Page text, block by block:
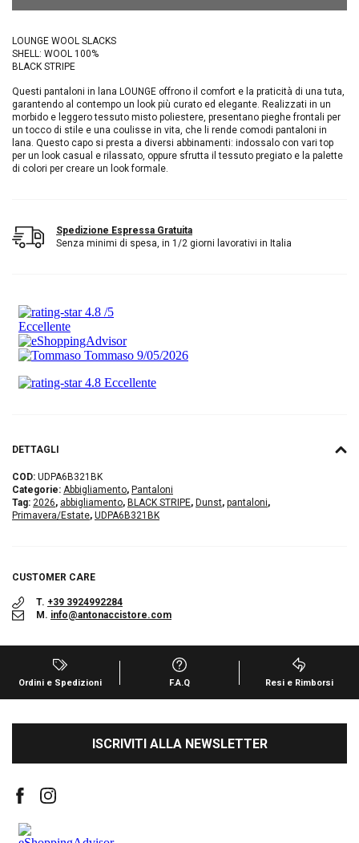
LOUNGE WOOL SLACKS
SHELL: WOOL 100%
BLACK STRIPE
Questi pantaloni in lana LOUNGE offrono il comfort e la praticità di una tuta,
garantendo al contempo un look più curato ed elegante. Realizzati in un
morbido e leggero tessuto misto poliestere, presentano pieghe frontali per
un tocco di stile e una coulisse in vita, che li rende comodi pantaloni in
lana. Questo capo si presta a diversi abbinamenti: indossalo con vari top
per un look casual e rilassato, oppure sfrutta il tessuto pregiato e la palette
di colori per creare un look formale.
Spedizione Espressa Gratuita
Senza minimi di spesa, in 1/2 giorni lavorativi in Italia
DETTAGLI
COD: UDPA6B321BK
Categorie: Abbigliamento, Pantaloni
Tag: 2026, abbigliamento, BLACK STRIPE, Dunst, pantaloni,
Primavera/Estate, UDPA6B321BK
CUSTOMER CARE
T. +39 3924992284
M. info@antonaccistore.com
Ordini e Spedizioni F.A.Q Resi e Rimborsi
ISCRIVITI ALLA NEWSLETTER